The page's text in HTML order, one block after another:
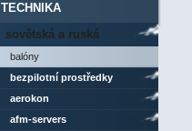
TECHNIKA
sovětská a ruská
technika
balóny
bezpilotní prostředky
aerokon
afm-servers